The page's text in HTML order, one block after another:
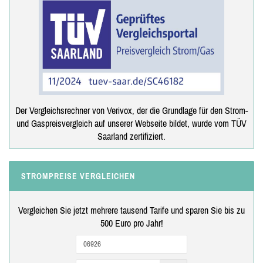
Der Vergleichsrechner von Verivox, der die Grundlage für den Strom-
und Gaspreisvergleich auf unserer Webseite bildet, wurde vom TÜV
Saarland zertifiziert.
STROMPREISE VERGLEICHEN
Vergleichen Sie jetzt mehrere tausend Tarife und sparen Sie bis zu
500 Euro pro Jahr!